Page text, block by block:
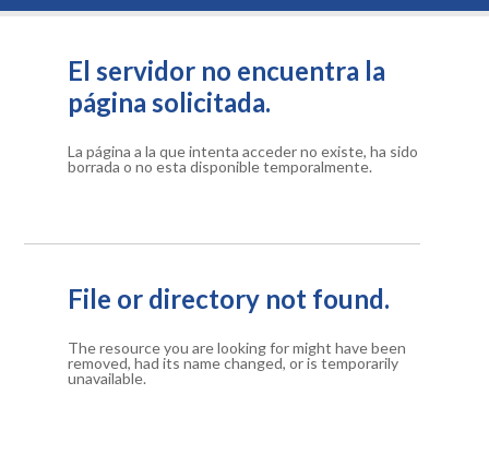
El servidor no encuentra la
página solicitada.
La página a la que intenta acceder no existe, ha sido
borrada o no esta disponible temporalmente.
File or directory not found.
The resource you are looking for might have been
removed, had its name changed, or is temporarily
unavailable.